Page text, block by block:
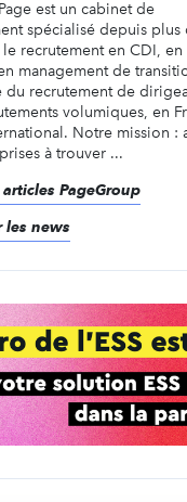
est un cabinet de
spécialisé depuis plus
le recrutement en CDI, en
management de
du recrutement de
volumiques, en
Notre mission :
à trouver ...
articles PageGroup
les news